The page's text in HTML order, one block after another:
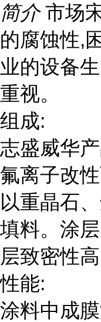
简介 市场
的腐蚀性,
业的设备
重视。
组成:
志盛威华
氟离子改
以重晶石
填料。涂
层致密性
性能:
涂料中成